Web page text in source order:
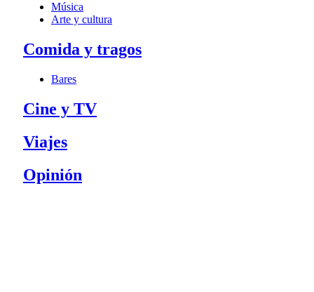
Música
Arte y cultura
Comida y tragos
Bares
Cine y TV
Viajes
Opinión